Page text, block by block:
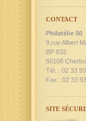
CONTACT
Philatélie 50
9,rue Albert
BP 832
50108
Tél. : 02 33
Fax : 02 33
SITE